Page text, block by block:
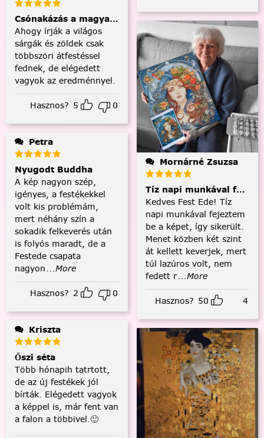
Csónakázás a magyar tengeren
Ahogy írják a világos
sárgák és zöldek csak
többszöri átfestéssel
fednek, de elégedett
vagyok az eredménnyel.
Hasznos? 5 0
Petra
Nyugodt Buddha
A kép nagyon szép,
igényes, a festékekkel
volt kis problémám,
mert néhány szín a
sokadik felkeverés után
is folyós maradt, de a
Festede csapata
nagyon ...More
Hasznos? 2 0
Kriszta
Őszi séta
Több hónapih tatrtott,
de az új festékek jól
bírták. Elégedett vagyok
a képpel is, már fent van
a falon a többivel.🙂
Mornárné Zsuzsa
Tíz napi munkával
Kedves Fest Ede! Tíz
napi munkával fejeztem
be a képet, így sikerült.
Menet közben két szint
át kellett keverjek, mert
túl lazúros volt, nem
fedett r...More
Hasznos? 50 4